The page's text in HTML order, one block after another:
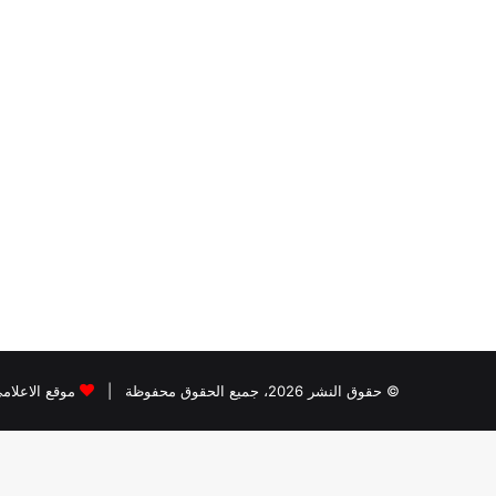
© حقوق النشر 2026، جميع الحقوق محفوظة | موقع